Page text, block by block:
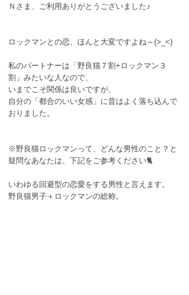
Ｎさま、ご利用ありがとうございました♪
ロックマンとの恋、ほんと大変ですよね～(>_<)
私のパートナーは「野良猫７割+ロックマン３
割」みたいな人なので、
いまでこそ関係は良いですが、
自分の「都合のいい女感」に昔はよく落ち込んで
おりました。
※野良猫ロックマンって、どんな男性のこと？と
疑問なあなたは、下記をご参考ください🐈
いわゆる回避型の恋愛をする男性と言えます。
野良猫男子＋ロックマンの総称。